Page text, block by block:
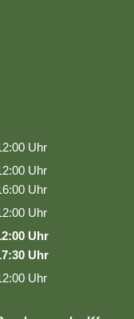
Uhr
bis 12:00 Uhr
Uhr
bis 12:00 Uhr
Uhr
bis 16:00 Uhr
Uhr
bis 12:00 Uhr
Uhr
bis 12:00 Uhr
Uhr
bis 17:30 Uhr
Uhr